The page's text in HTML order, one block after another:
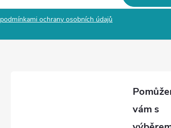
podmínkami ochrany osobních údajů